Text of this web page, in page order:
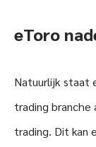
eToro
Natuurlijk staat
trading branche
trading. Dit kan